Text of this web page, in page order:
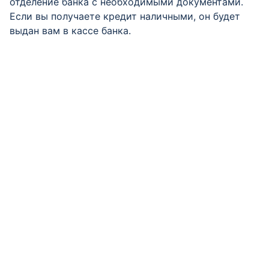
Если вы получаете кредит наличными, он будет
выдан вам в кассе банка.